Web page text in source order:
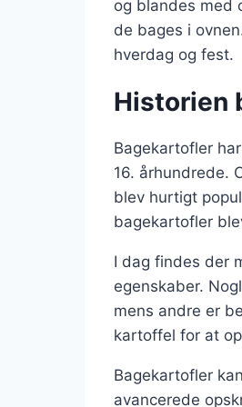
og blandes med
de bages i
hverdag og fest.
Historien
Bagekartofler
16. århundrede.
blev hurtigt
bagekartofler
I dag findes der
egenskaber.
mens andre er
kartoffel for at
Bagekartofler
avancerede